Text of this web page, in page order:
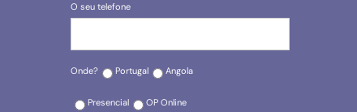
O seu telefone
Onde? Portugal Angola
Presencial OP Online